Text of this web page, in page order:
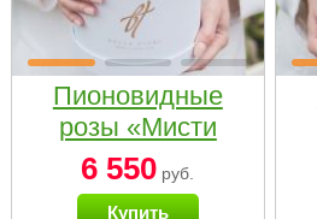
Пионовидные
розы «Мисти
бабблс» в белой
коробке Small
6 550 руб.
Купить